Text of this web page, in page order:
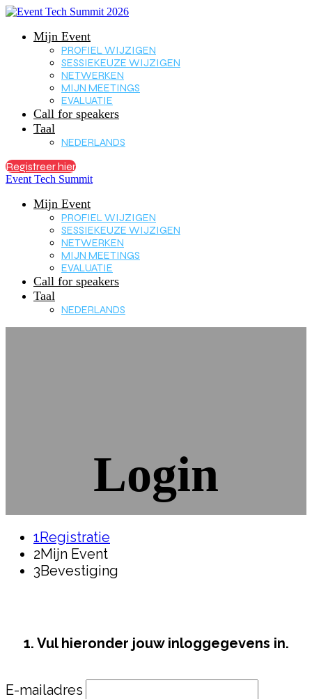
Mijn Event
PROFIEL WIJZIGEN
SESSIEKEUZE WIJZIGEN
NETWERKEN
MIJN MEETINGS
EVALUATIE
Call for speakers
Taal
NEDERLANDS
Registreer hier
Event Tech Summit
Mijn Event
PROFIEL WIJZIGEN
SESSIEKEUZE WIJZIGEN
NETWERKEN
MIJN MEETINGS
EVALUATIE
Call for speakers
Taal
NEDERLANDS
Login
1Registratie
2Mijn Event
3Bevestiging
1. Vul hieronder jouw inloggegevens in.
E-mailadres